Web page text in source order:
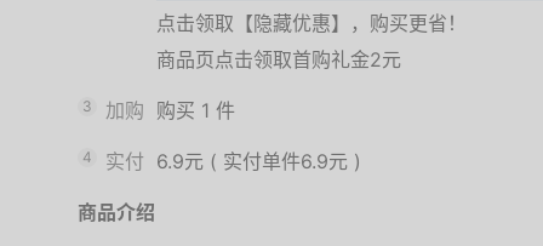
点击领取【隐藏优惠】，购买更省！
商品页点击领取首购礼金2元
3 加购 购买 1 件
4 实付 6.9元 ( 实付单件6.9元 )
商品介绍